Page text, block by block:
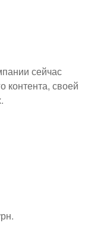
сейчас
контента, своей